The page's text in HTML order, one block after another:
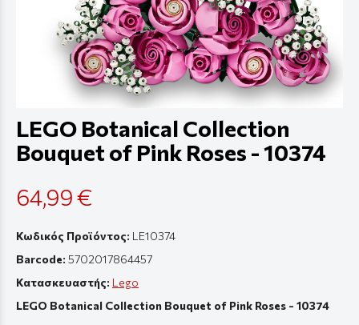
LEGO Botanical Collection
Bouquet of Pink Roses - 10374
64,99 €
Κωδικός Προϊόντος: LE10374
Barcode: 5702017864457
Κατασκευαστής: Lego
LEGO Botanical Collection Bouquet of Pink Roses - 10374